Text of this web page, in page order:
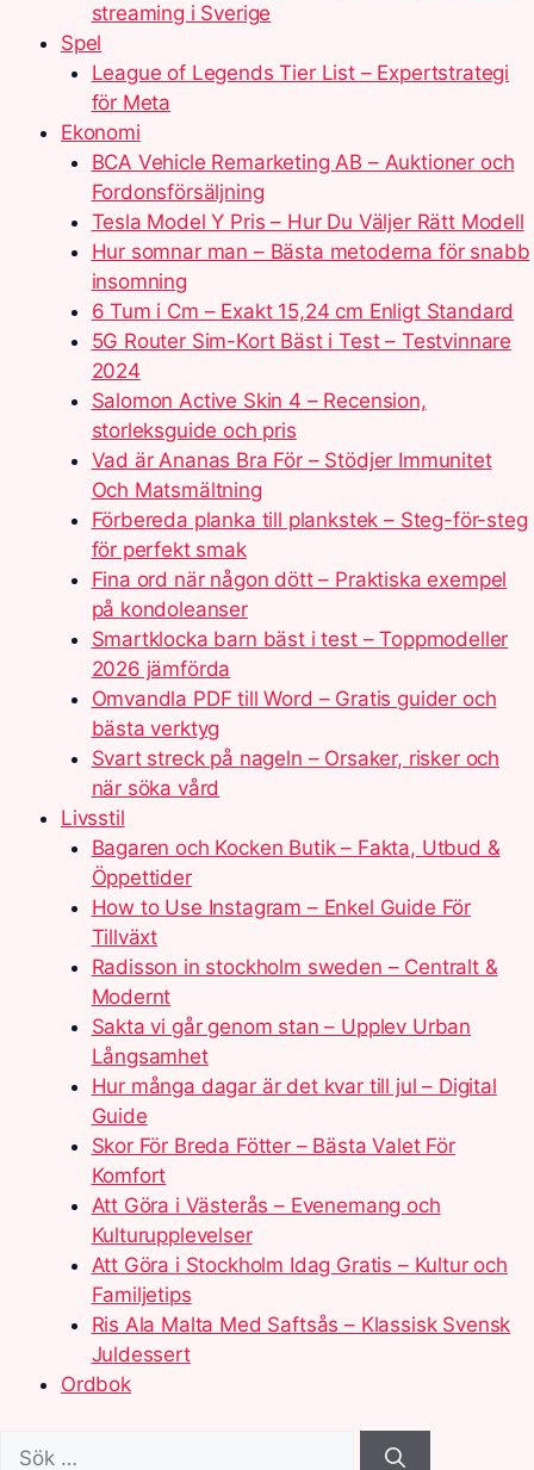
streaming i Sverige
Spel
League of Legends Tier List – Expertstrategi
för Meta
Ekonomi
BCA Vehicle Remarketing AB – Auktioner och
Fordonsförsäljning
Tesla Model Y Pris – Hur Du Väljer Rätt Modell
Hur somnar man – Bästa metoderna för snabb
insomning
6 Tum i Cm – Exakt 15,24 cm Enligt Standard
5G Router Sim-Kort Bäst i Test – Testvinnare
2024
Salomon Active Skin 4 – Recension,
storleksguide och pris
Vad är Ananas Bra För – Stödjer Immunitet
Och Matsmältning
Förbereda planka till plankstek – Steg-för-steg
för perfekt smak
Fina ord när någon dött – Praktiska exempel
på kondoleanser
Smartklocka barn bäst i test – Toppmodeller
2026 jämförda
Omvandla PDF till Word – Gratis guider och
bästa verktyg
Svart streck på nageln – Orsaker, risker och
när söka vård
Livsstil
Bagaren och Kocken Butik – Fakta, Utbud &
Öppettider
How to Use Instagram – Enkel Guide För
Tillväxt
Radisson in stockholm sweden – Centralt &
Modernt
Sakta vi går genom stan – Upplev Urban
Långsamhet
Hur många dagar är det kvar till jul – Digital
Guide
Skor För Breda Fötter – Bästa Valet För
Komfort
Att Göra i Västerås – Evenemang och
Kulturupplevelser
Att Göra i Stockholm Idag Gratis – Kultur och
Familjetips
Ris Ala Malta Med Saftsås – Klassisk Svensk
Juldessert
Ordbok